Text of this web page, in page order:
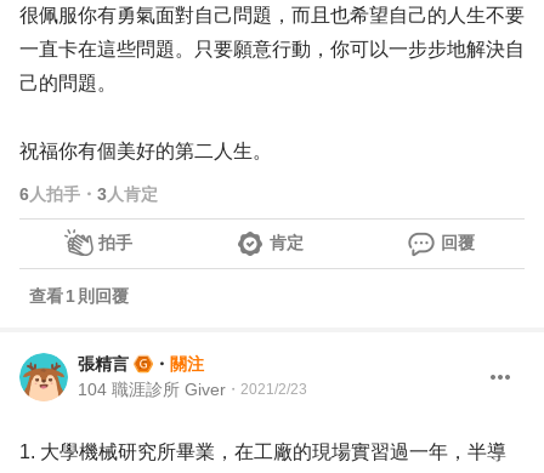
很佩服你有勇氣面對自己問題，而且也希望自己的人生不要
一直卡在這些問題。只要願意行動，你可以一步步地解決自
己的問題。
祝福你有個美好的第二人生。
6人拍手 ・ 3人肯定
拍手 肯定 回覆
查看1 則回覆
張精言 ・ 關注
104 職涯診所 Giver ・ 2021/2/23
1. 大學機械研究所畢業，在工廠的現場實習過一年，半導